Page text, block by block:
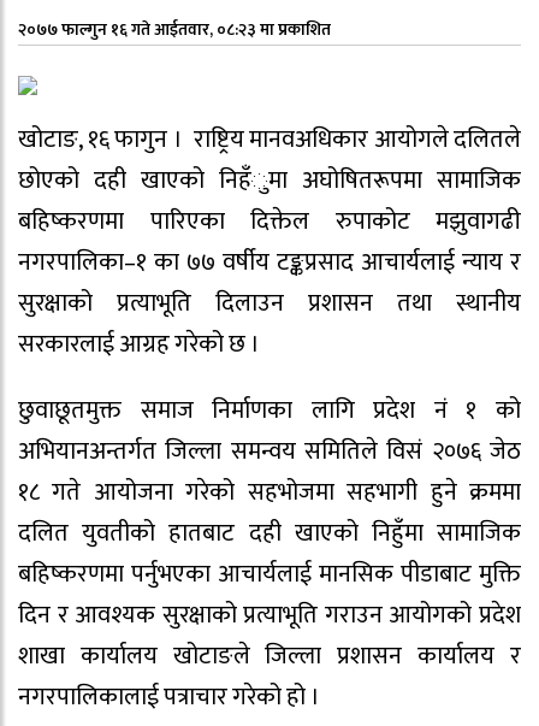
२०७७ फाल्गुन १६ गते आईतवार, ०८:२३ मा प्रकाशित
खोटाङ, १६ फागुन । राष्ट्रिय मानवअधिकार आयोगले दलितले
छोएको दही खाएको निहँुमा अघोषितरूपमा सामाजिक
बहिष्करणमा पारिएका दिक्तेल रुपाकोट मझुवागढी
नगरपालिका–१ का ७७ वर्षीय टङ्कप्रसाद आचार्यलाई न्याय र
सुरक्षाको प्रत्याभूति दिलाउन प्रशासन तथा स्थानीय
सरकारलाई आग्रह गरेको छ ।
छुवाछूतमुक्त समाज निर्माणका लागि प्रदेश नं १ को
अभियानअन्तर्गत जिल्ला समन्वय समितिले विसं २०७६ जेठ
१८ गते आयोजना गरेको सहभोजमा सहभागी हुने क्रममा
दलित युवतीको हातबाट दही खाएको निहुँमा सामाजिक
बहिष्करणमा पर्नुभएका आचार्यलाई मानसिक पीडाबाट मुक्ति
दिन र आवश्यक सुरक्षाको प्रत्याभूति गराउन आयोगको प्रदेश
शाखा कार्यालय खोटाङले जिल्ला प्रशासन कार्यालय र
नगरपालिकालाई पत्राचार गरेको हो ।